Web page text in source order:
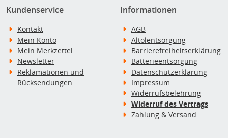
Kundenservice
Kontakt
Mein Konto
Mein Merkzettel
Newsletter
Reklamationen und
Rücksendungen
Informationen
AGB
Altölentsorgung
Barrierefreiheitserklärung
Batterieentsorgung
Datenschutzerklärung
Impressum
Widerrufsbelehrung
Widerruf des Vertrags
Zahlung & Versand